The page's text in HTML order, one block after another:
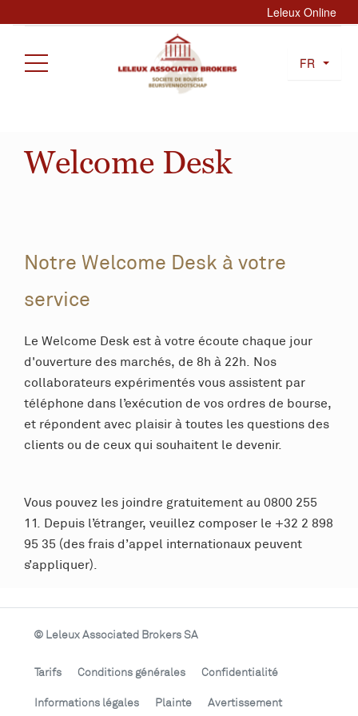
Leleux Online
FR
Welcome Desk
Notre Welcome Desk à votre
service
Le Welcome Desk est à votre écoute chaque jour
d'ouverture des marchés, de 8h à 22h. Nos
collaborateurs expérimentés vous assistent par
téléphone dans l’exécution de vos ordres de bourse,
et répondent avec plaisir à toutes les questions des
clients ou de ceux qui souhaitent le devenir.
Vous pouvez les joindre gratuitement au 0800 255
11. Depuis l’étranger, veuillez composer le +32 2 898
95 35 (des frais d’appel internationaux peuvent
s’appliquer).
© Leleux Associated Brokers SA
Tarifs Conditions générales Confidentialité
Informations légales Plainte Avertissement